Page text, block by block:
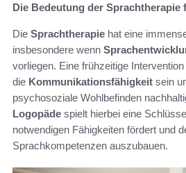
Die Bedeutung der Sprachtherapie
Die Sprachtherapie hat eine
insbesondere wenn
vorliegen. Eine frühzeitige
die Kommunikationsfähigkeit sein
psychosoziale Wohlbefinden
Logopäde spielt hierbei eine
notwendigen Fähigkeiten fördert und
Sprachkompetenzen auszubauen.